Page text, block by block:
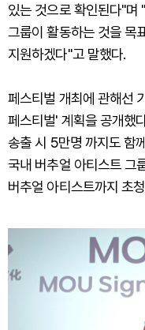
있는 것으로 확인된다"며
그룹이 활동하는 것을 목
지원하겠다"고 말했다.
페스티벌 개최에 관해선
페스티벌' 계획을 공개했
송출 시 5만명 까지도 함
국내 버추얼 아티스트 그
버추얼 아티스트까지 초